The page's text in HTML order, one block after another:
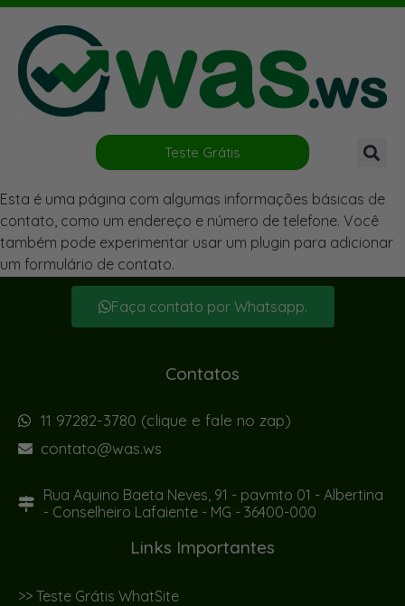
Teste Grátis
Esta é uma página com algumas informações básicas de
contato, como um endereço e número de telefone. Você
também pode experimentar usar um plugin para adicionar
um formulário de contato.
Faça contato por Whatsapp.
Contatos
11 97282-3780 (clique e fale no zap)
contato@was.ws
Rua Aquino Baeta Neves, 91 - pavmto 01 - Albertina
- Conselheiro Lafaiente - MG - 36400-000
Links Importantes
>> Teste Grátis WhatSite